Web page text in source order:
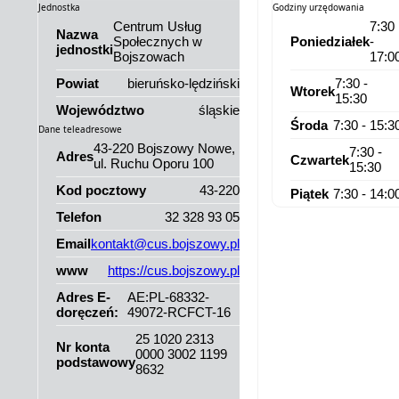
Jednostka
Nazwa
jednostki
Centrum Usług
Społecznych w
Bojszowach
Powiat
bieruńsko-lędziński
Województwo
śląskie
Dane teleadresowe
Adres43-220 Bojszowy Nowe,
ul. Ruchu Oporu 100
Kod pocztowy
43-220
Telefon
32 328 93 05
Emailkontakt@cus.bojszowy.pl
www
https://cus.bojszowy.pl
Adres E-
doręczeń:
AE:PL-68332-
49072-RCFCT-16
Nr konta
podstawowy
25 1020 2313
0000 3002 1199
8632
Godziny urzędowania
Poniedziałek
7:30
-
Wtorek7:30 -
15:30
Środa 7:30 -
Czwartek7:30 -
15:30
Piątek 7:30 -